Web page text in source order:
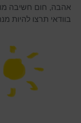
אהבה, חום חשיבה
בוודאי תרצו להיות